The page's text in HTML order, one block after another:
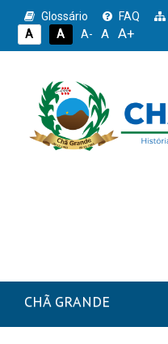
Glossário FAQ
A
A A- A A+
CHÃ GRANDE